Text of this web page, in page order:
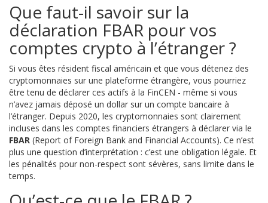
Que faut-il savoir sur la
déclaration FBAR pour vos
comptes crypto à l’étranger ?
Si vous êtes résident fiscal américain et que vous détenez des
cryptomonnaies sur une plateforme étrangère, vous pourriez
être tenu de déclarer ces actifs à la FinCEN - même si vous
n’avez jamais déposé un dollar sur un compte bancaire à
l’étranger. Depuis 2020, les cryptomonnaies sont clairement
incluses dans les comptes financiers étrangers à déclarer via le
FBAR (Report of Foreign Bank and Financial Accounts). Ce n’est
plus une question d’interprétation : c’est une obligation légale. Et
les pénalités pour non-respect sont sévères, sans limite dans le
temps.